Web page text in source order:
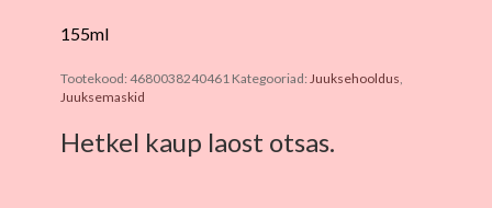
155ml
Tootekood: 4680038240461 Kategooriad: Juuksehooldus,
Juuksemaskid
Hetkel kaup laost otsas.